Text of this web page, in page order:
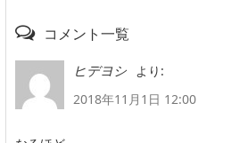
コメント一覧
ヒデヨシ
より:
2018年11月1日 12:00